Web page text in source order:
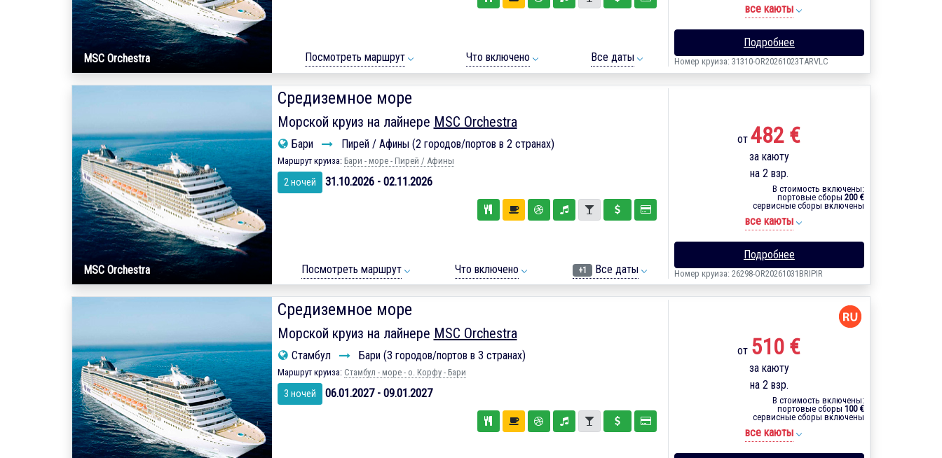
MSC Orchestra Посмотреть маршрут Что включено Все даты
все каюты
Подробнее
Номер круиза: 31310-OR20261023TARVLC
MSC Orchestra
Средиземное море
Морской круиз на лайнере MSC Orchestra
Бари Пирей / Афины (2 городов/портов в 2 странах)
Маршрут круиза: Бари - море - Пирей / Афины
2 ночей 31.10.2026 - 02.11.2026
Посмотреть маршрут Что включено +1 Все даты
от482 €
за каюту
на 2 взр.
В стоимость включены:
портовые сборы 200 €
сервисные сборы включены
все каюты
Подробнее
Номер круиза: 26298-OR20261031BRIPIR
Средиземное море
Морской круиз на лайнере MSC Orchestra
Стамбул Бари (3 городов/портов в 3 странах)
Маршрут круиза: Стамбул - море - о. Корфу - Бари
3 ночей 06.01.2027 - 09.01.2027
от 510 €
за каюту
на 2 взр.
В стоимость включены:
портовые сборы 100 €
сервисные сборы включены
все каюты